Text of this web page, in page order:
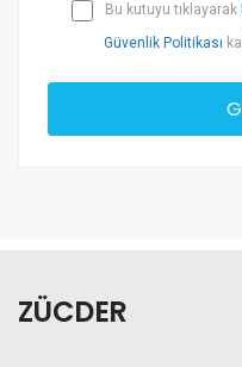
Bu kutuyu tıklayarak
Güvenlik Politikası
ZÜCDER